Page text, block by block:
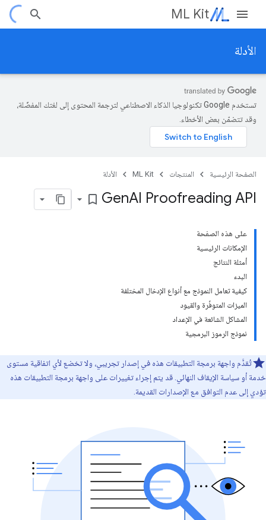
ML Kit
الأدلة
تستخدم Google تكنولوجيا الذكاء الاصطناعي لترجمة المحتوى إلى لغتك المفضّلة،
وقد تتضمّن بعض الأخطاء.
الصفحة الرئيسية المنتجات ML Kit الأدلة
GenAI Proofreading API
bookmark_border
على هذه الصفحة
الإمكانات الرئيسية
أمثلة النتائج
البدء
كيفية تعامل النموذج مع أنواع الإدخال المختلفة
الميزات المتوفّرة والقيود
المشاكل الشائعة في الإعداد
نموذج الرموز البرمجية
تُقدَّم واجهة برمجة التطبيقات هذه في إصدار تجريبي، ولا تخضع لأي اتفاقية مستوى
خدمة أو سياسة الإيقاف النهائي. قد يتم إجراء تغييرات على واجهة برمجة التطبيقات هذه
تؤدي إلى عدم التوافق مع الإصدارات القديمة.